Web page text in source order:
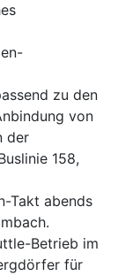
zu den
von
der
158,
Takt abends
Betrieb im
für